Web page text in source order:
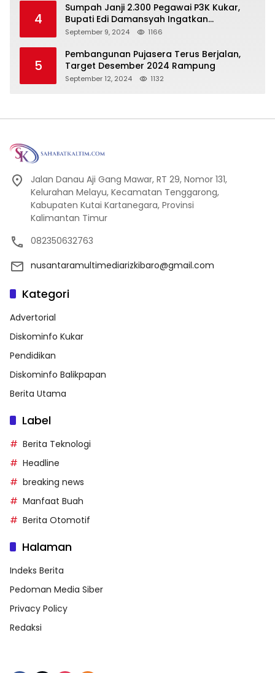
4
Sumpah Janji 2.300 Pegawai P3K Kukar,
Bupati Edi Damansyah Ingatkan
Tanggung Jawab Baru
September 9, 2024 1166
5
Pembangunan Pujasera Terus Berjalan,
Target Desember 2024 Rampung
September 12, 2024 1132
Jalan Danau Aji Gang Mawar, RT 29, Nomor 131,
Kelurahan Melayu, Kecamatan Tenggarong,
Kabupaten Kutai Kartanegara, Provinsi
Kalimantan Timur
082350632763
nusantaramultimediarizkibaro@gmail.com
Kategori
Advertorial
Diskominfo Kukar
Pendidikan
Diskominfo Balikpapan
Berita Utama
Label
Berita Teknologi
Headline
breaking news
Manfaat Buah
Berita Otomotif
Halaman
Indeks Berita
Pedoman Media Siber
Privacy Policy
Redaksi